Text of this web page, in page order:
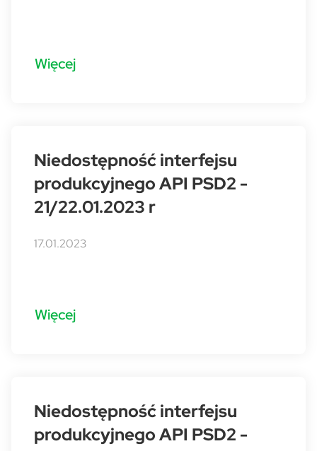
Więcej
Niedostępność interfejsu
produkcyjnego API PSD2 -
21/22.01.2023 r
17.01.2023
Więcej
Niedostępność interfejsu
produkcyjnego API PSD2 -